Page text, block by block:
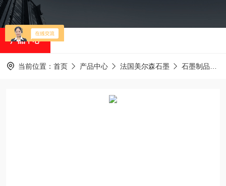
产品中心
当前位置： 首页 产品中心 法国美尔森石墨 石墨制品